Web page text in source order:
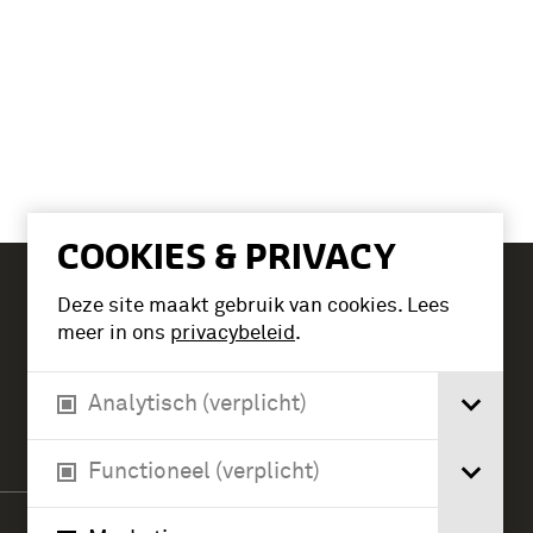
COOKIES & PRIVACY
Deze site maakt gebruik van cookies. Lees
meer in ons privacybeleid.
Analytisch (verplicht)
Functioneel (verplicht)
Tickets
Verlengde Paltzerweg 1